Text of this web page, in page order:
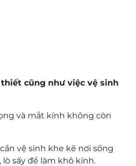
cũng như việc vệ sinh
và mắt kính không còn
cần vệ sinh khe kẽ nơi sống
sấy để làm khô kính.